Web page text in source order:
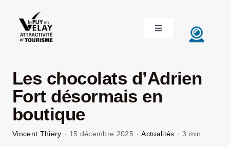
contenu
Toggle
Navigation
DÉCOUVRIR LE VELAY
INVESTIR EN VELAY
Les chocolats d’Adrien
Fort désormais en
boutique
Vincent Thiery · 15 décembre 2025 · Actualités · 3 min